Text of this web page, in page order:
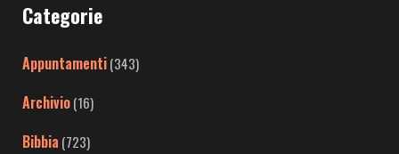
Categorie
Appuntamenti(343)
Archivio(16)
Bibbia (723)